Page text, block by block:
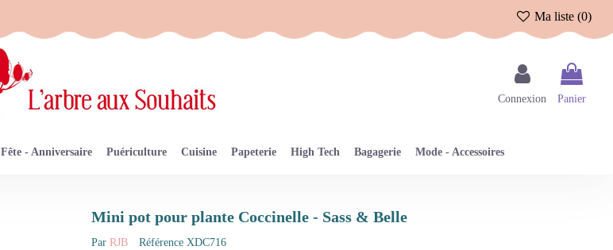
Ma liste (0)
Connexion Panier
Fête - Anniversaire Puériculture Cuisine Papeterie High Tech Bagagerie Mode - Accessoires
Mini pot pour plante Coccinelle - Sass & Belle
Par RJB Référence XDC716